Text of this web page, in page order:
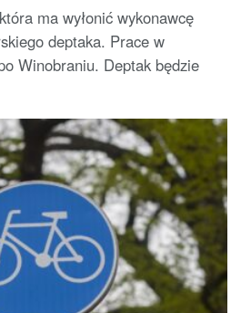
ma wyłonić wykonawcę
deptaka. Prace w
Winobraniu. Deptak będzie